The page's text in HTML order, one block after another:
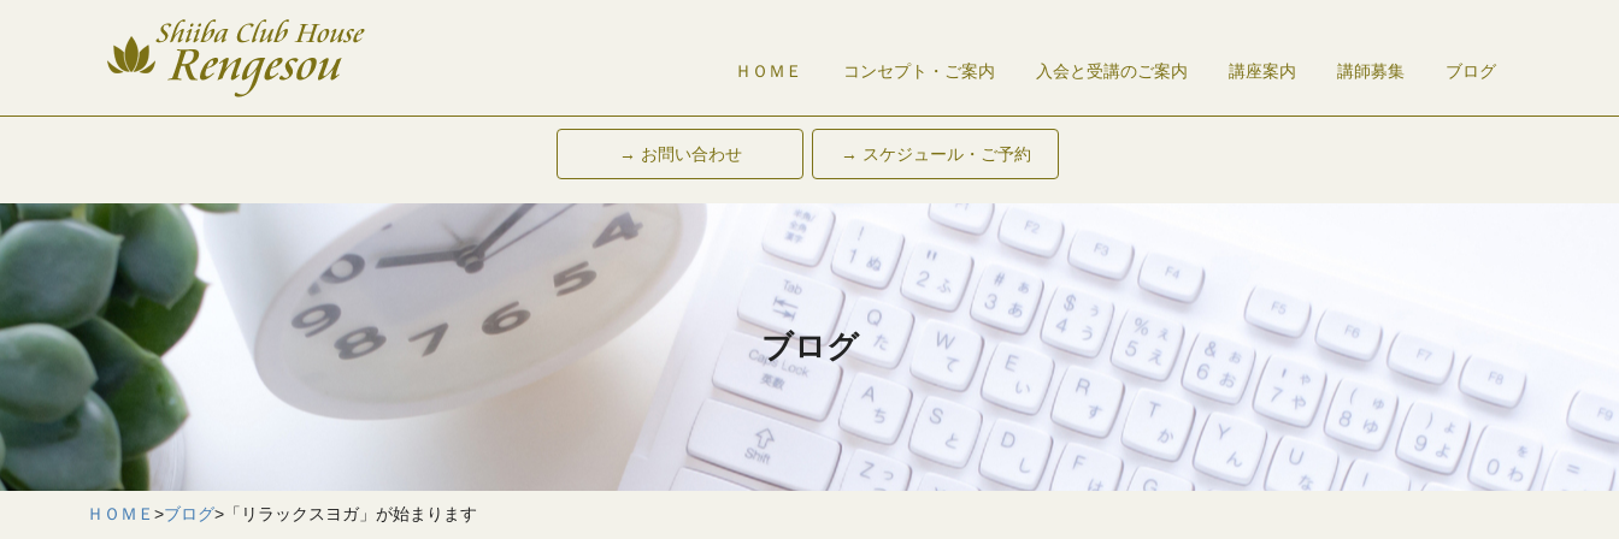
ＨＯＭＥ コンセプト・ご案内 入会と受講のご案内 講座案内 講師募集 ブログ
→ お問い合わせ → スケジュール・ご予約
ブログ
ＨＯＭＥ >ブログ> 「リラックスヨガ」が始まります